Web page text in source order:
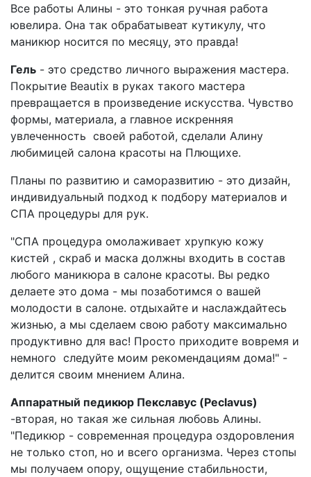
Все работы Алины - это тонкая ручная работа
ювелира. Она так обрабатывеат кутикулу, что
маникюр носится по месяцу, это правда!
Гель - это средство личного выражения мастера.
Покрытие Beautix в руках такого мастера
превращается в произведение искусства. Чувство
формы, материала, а главное искренняя
увлеченность своей работой, сделали Алину
любимицей салона красоты на Плющихе.
Планы по развитию и саморазвитию - это дизайн,
индивидуальный подход к подбору материалов и
СПА процедуры для рук.
"СПА процедура омолаживает хрупкую кожу
кистей , скраб и маска должны входить в состав
любого маникюра в салоне красоты. Вы редко
делаете это дома - мы позаботимся о вашей
молодости в салоне. отдыхайте и наслаждайтесь
жизнью, а мы сделаем свою работу максимально
продуктивно для вас! Просто приходите вовремя и
немного следуйте моим рекомендациям дома!" -
делится своим мнением Алина.
Аппаратный педикюр Пекславус (Peclavus)
-вторая, но такая же сильная любовь Алины.
"Педикюр - современная процедура оздоровления
не только стоп, но и всего организма. Через стопы
мы получаем опору, ощущение стабильности,